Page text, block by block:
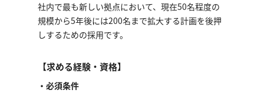
社内で最も新しい拠点において、現在50名程度の
規模から5年後には200名まで拡大する計画を後押
しするための採用です。
【求める経験・資格】
・必須条件